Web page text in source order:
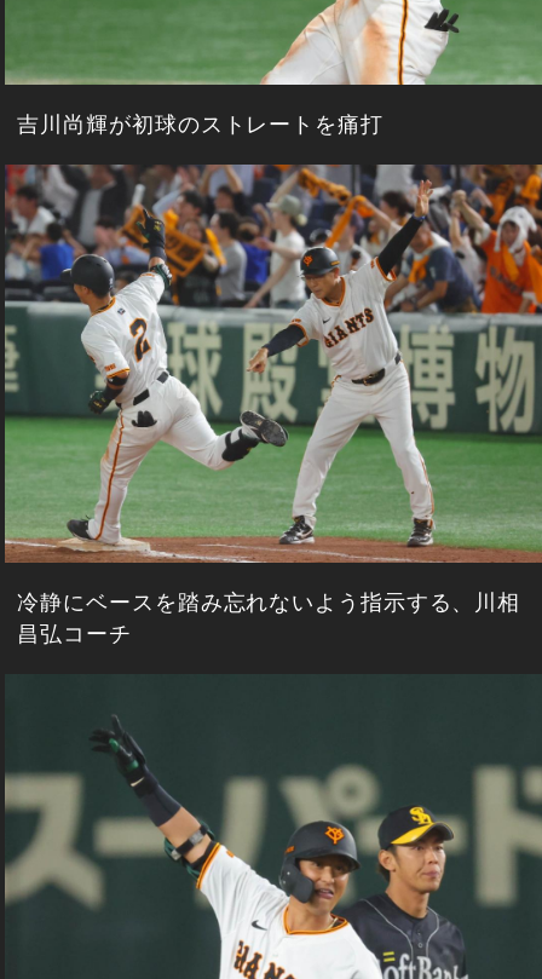
吉川尚輝が初球のストレートを痛打
冷静にベースを踏み忘れないよう指示する、川相
昌弘コーチ